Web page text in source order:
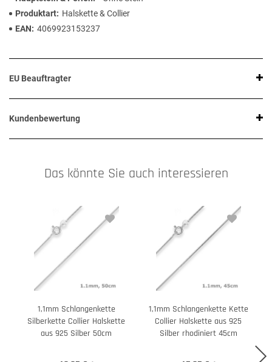
Produktart
Halskette & Collier
EAN
4069923153237
EU Beauftragter
Kundenbewertung
Das könnte Sie auch interessieren
1,1mm Schlangenkette
Silberkette Collier Halskette
aus 925 Silber 50cm
1,1mm Schlangenkette Kette
Collier Halskette aus 925
Silber rhodiniert 45cm